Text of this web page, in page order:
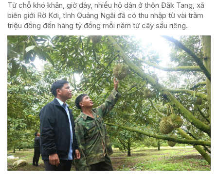
Từ chỗ khó khăn, giờ đây, nhiều hộ dân ở thôn Đăk Tang, xã
biên giới Rờ Kơi, tỉnh Quảng Ngãi đã có thu nhập từ vài trăm
triệu đồng đến hàng tỷ đồng mỗi năm từ cây sầu riêng.